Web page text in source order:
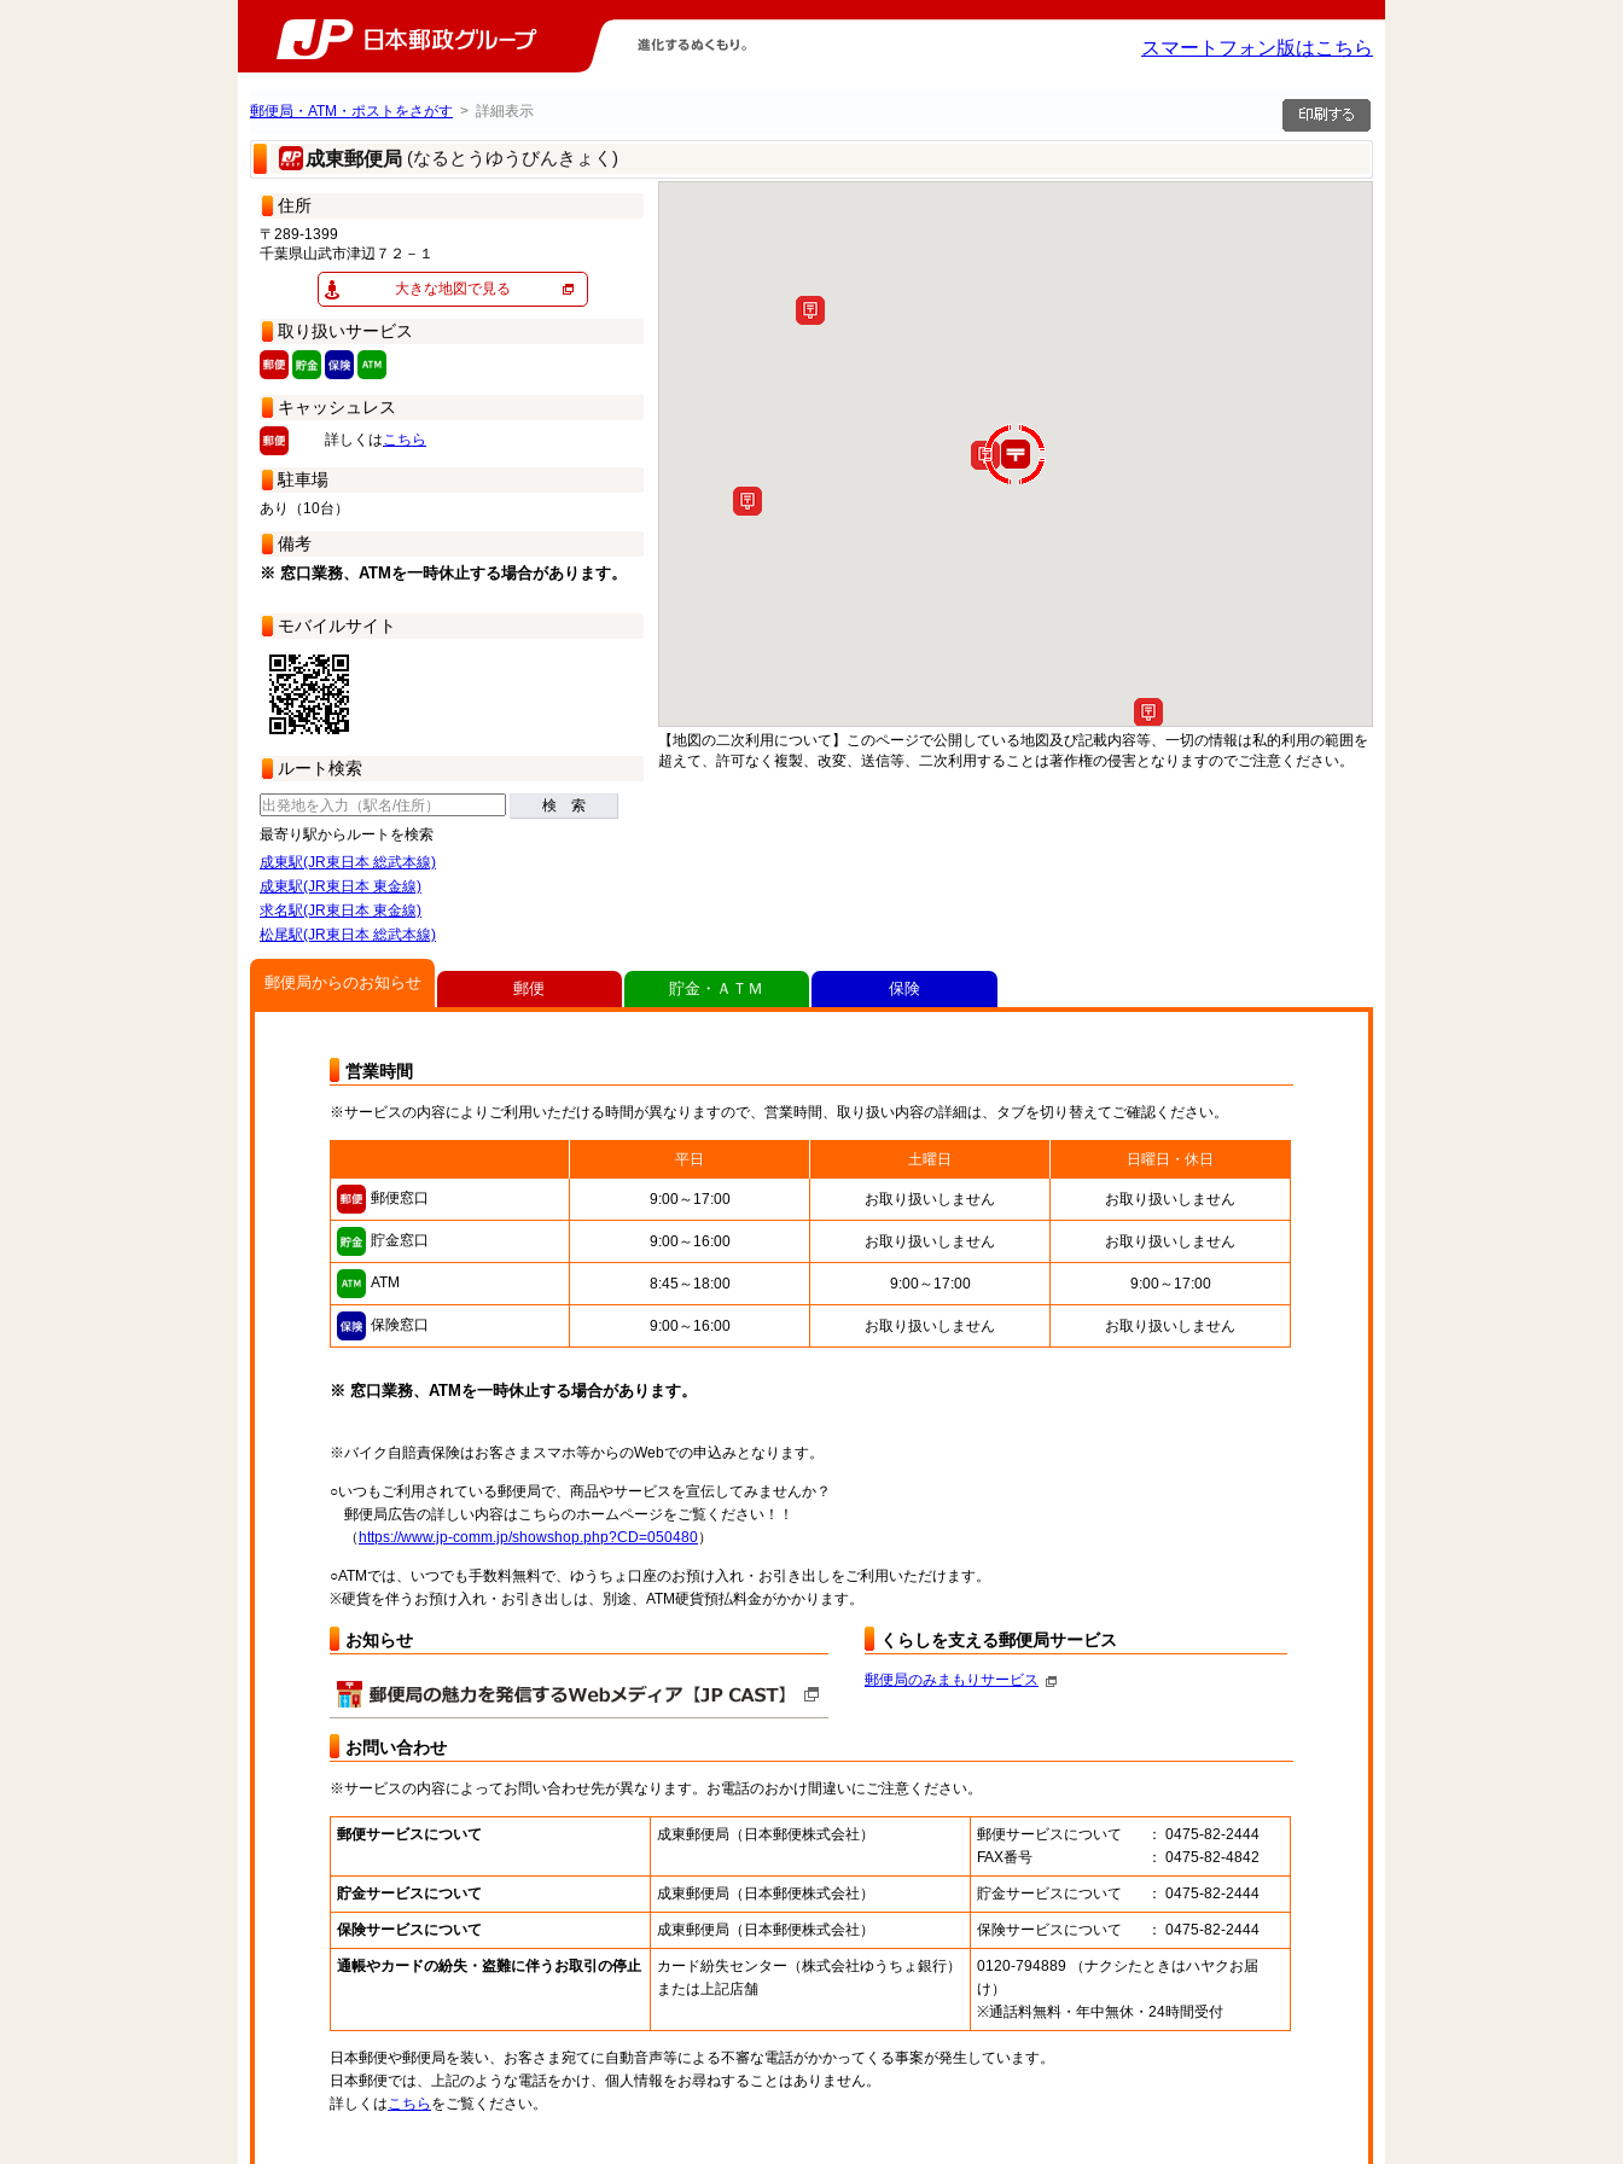
スマートフォン版はこちら
郵便局・ATM・ポストをさがす > 詳細表示
成東郵便局 (なるとうゆうびんきょく)
住所
〒289-1399
千葉県山武市津辺７２－１
大きな地図で見る
取り扱いサービス
キャッシュレス
詳しくはこちら
駐車場
あり（10台）
備考
※ 窓口業務、ATMを一時休止する場合があります。
モバイルサイト
ルート検索
検 索
最寄り駅からルートを検索
成東駅(JR東日本 総武本線)
成東駅(JR東日本 東金線)
求名駅(JR東日本 東金線)
松尾駅(JR東日本 総武本線)
【地図の二次利用について】このページで公開している地図及び記載内容等、一切の情報は私的利用の範囲を
超えて、許可なく複製、改変、送信等、二次利用することは著作権の侵害となりますのでご注意ください。
郵便局からのお知らせ
営業時間
※サービスの内容によりご利用いただける時間が異なりますので、営業時間、取り扱い内容の詳細は、タブを切り替えてご確認ください。
平日 土曜日 日曜日・休日
郵便窓口 9:00～17:00 お取り扱いしません お取り扱いしません
貯金窓口 9:00～16:00 お取り扱いしません お取り扱いしません
ATM 8:45～18:00 9:00～17:00 9:00～17:00
保険窓口 9:00～16:00 お取り扱いしません お取り扱いしません
※ 窓口業務、ATMを一時休止する場合があります。
※バイク自賠責保険はお客さまスマホ等からのWebでの申込みとなります。
○いつもご利用されている郵便局で、商品やサービスを宣伝してみませんか？
郵便局広告の詳しい内容はこちらのホームページをご覧ください！！
（ https://www.jp-comm.jp/showshop.php?CD=050480）
○ATMでは、いつでも手数料無料で、ゆうちょ口座のお預け入れ・お引き出しをご利用いただけます。
※硬貨を伴うお預け入れ・お引き出しは、別途、ATM硬貨預払料金がかかります。
お知らせ くらしを支える郵便局サービス
郵便局のみまもりサービス
お問い合わせ
※サービスの内容によってお問い合わせ先が異なります。お電話のおかけ間違いにご注意ください。
郵便サービスについて 成東郵便局 （日本郵便株式会社） 郵便サービスについて
： 0475-82-2444
FAX番号
： 0475-82-4842
貯金サービスについて 成東郵便局 （日本郵便株式会社） 貯金サービスについて ： 0475-82-2444
保険サービスについて 成東郵便局 （日本郵便株式会社） 保険サービスについて ： 0475-82-2444
通帳やカードの紛失・盗難に伴うお取引の停止 カード紛失センター （株式会社ゆうちょ銀行）
または上記店舗
0120-794889 （ナクシたときはハヤクお届
け）
※通話料無料・年中無休・24時間受付
日本郵便や郵便局を装い、お客さま宛てに自動音声等による不審な電話がかかってくる事案が発生しています。
日本郵便では、上記のような電話をかけ、個人情報をお尋ねすることはありません。
詳しくはこちら をご覧ください。
郵便 貯金・ＡＴＭ 保険